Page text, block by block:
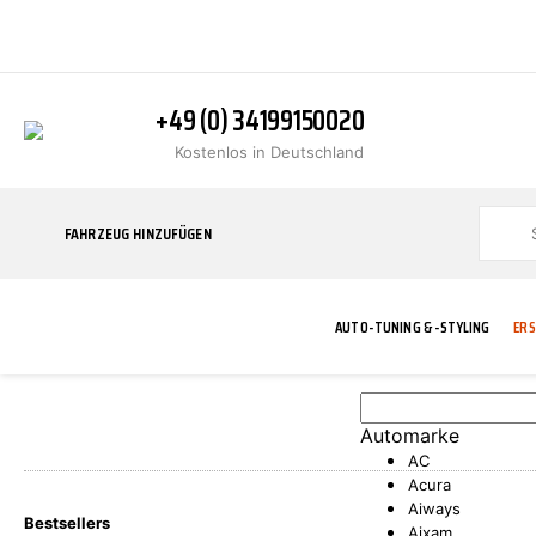
+49 (0) 34199150020
Kostenlos in Deutschland
FAHRZEUG HINZUFÜGEN
AUTO-TUNING & -STYLING
Automarke
AC
Acura
Aiways
Bestsellers